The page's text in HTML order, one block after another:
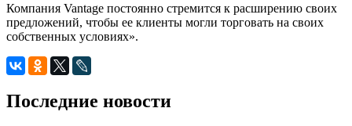
Компания Vantage постоянно стремится к расширению своих
предложений, чтобы ее клиенты могли торговать на своих
собственных условиях».
Последние новости